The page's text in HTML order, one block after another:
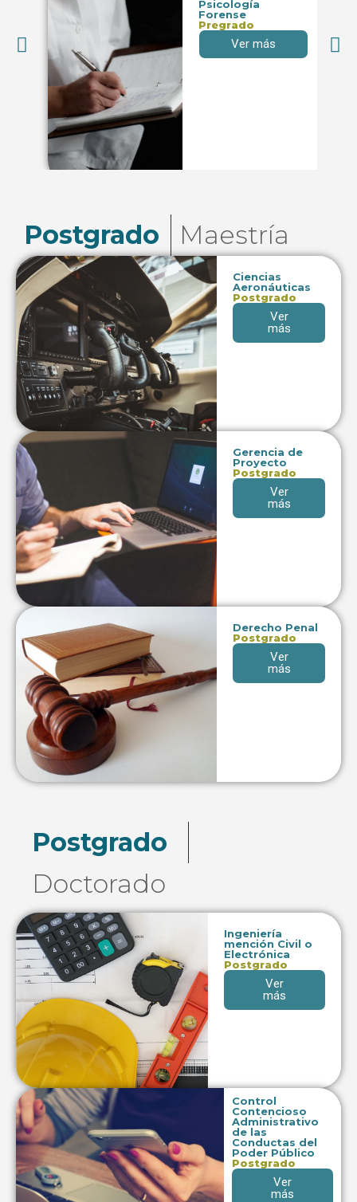
Psicología
Forense
Pregrado
Ver más
Postgrado Maestría
Ciencias
Aeronáuticas
Postgrado
Ver
más
Gerencia de
Proyecto
Postgrado
Ver
más
Derecho Penal
Postgrado
Ver
más
Postgrado
Doctorado
Ingeniería
mención Civil o
Electrónica
Postgrado
Ver
más
Control
Contencioso
Administrativo
de las
Conductas del
Poder Público
Postgrado
Ver
más